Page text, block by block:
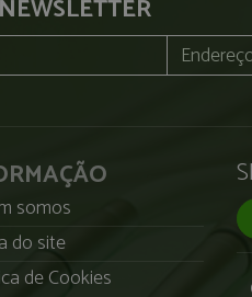
somos
do site
de Cookies